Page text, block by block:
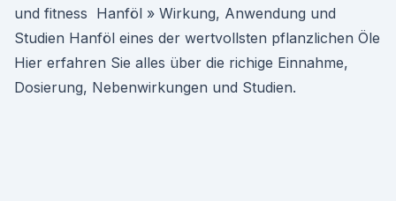
und fitness Hanföl » Wirkung, Anwendung und
Studien Hanföl eines der wertvollsten pflanzlichen Öle
Hier erfahren Sie alles über die richige Einnahme,
Dosierung, Nebenwirkungen und Studien.